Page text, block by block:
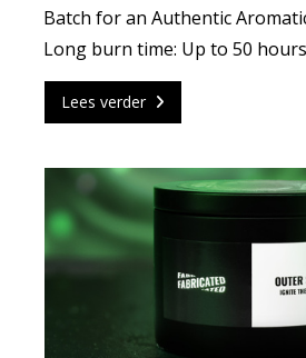
Batch for an Authentic
Long burn time: Up to 50
Lees verder